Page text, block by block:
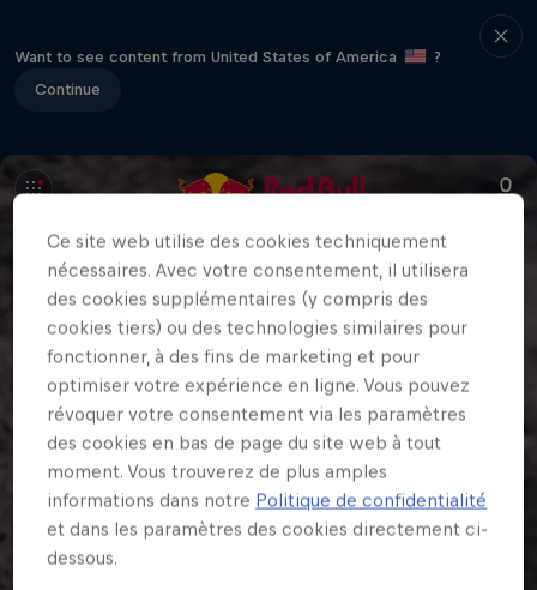
Want to see content from United States of America
?
Continue
Ce site web utilise des cookies techniquement
nécessaires. Avec votre consentement, il utilisera
des cookies supplémentaires (y compris des
cookies tiers) ou des technologies similaires pour
fonctionner, à des fins de marketing et pour
optimiser votre expérience en ligne. Vous pouvez
révoquer votre consentement via les paramètres
des cookies en bas de page du site web à tout
moment. Vous trouverez de plus amples
informations dans notre Politique de confidentialité
et dans les paramètres des cookies directement ci-
dessous.